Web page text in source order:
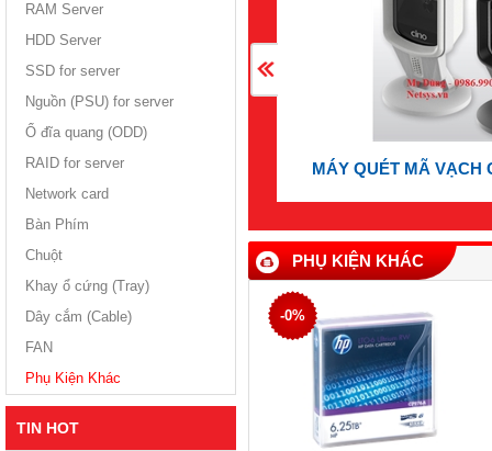
RAM Server
HDD Server
SSD for server
Nguồn (PSU) for server
Ổ đĩa quang (ODD)
RAID for server
Network card
Bàn Phím
Chuột
Khay ổ cứng (Tray)
Dây cắm (Cable)
FAN
Phụ Kiện Khác
TIN HOT
MÁY QUÉT MÃ VẠCH
PHỤ KIỆN KHÁC
-0%